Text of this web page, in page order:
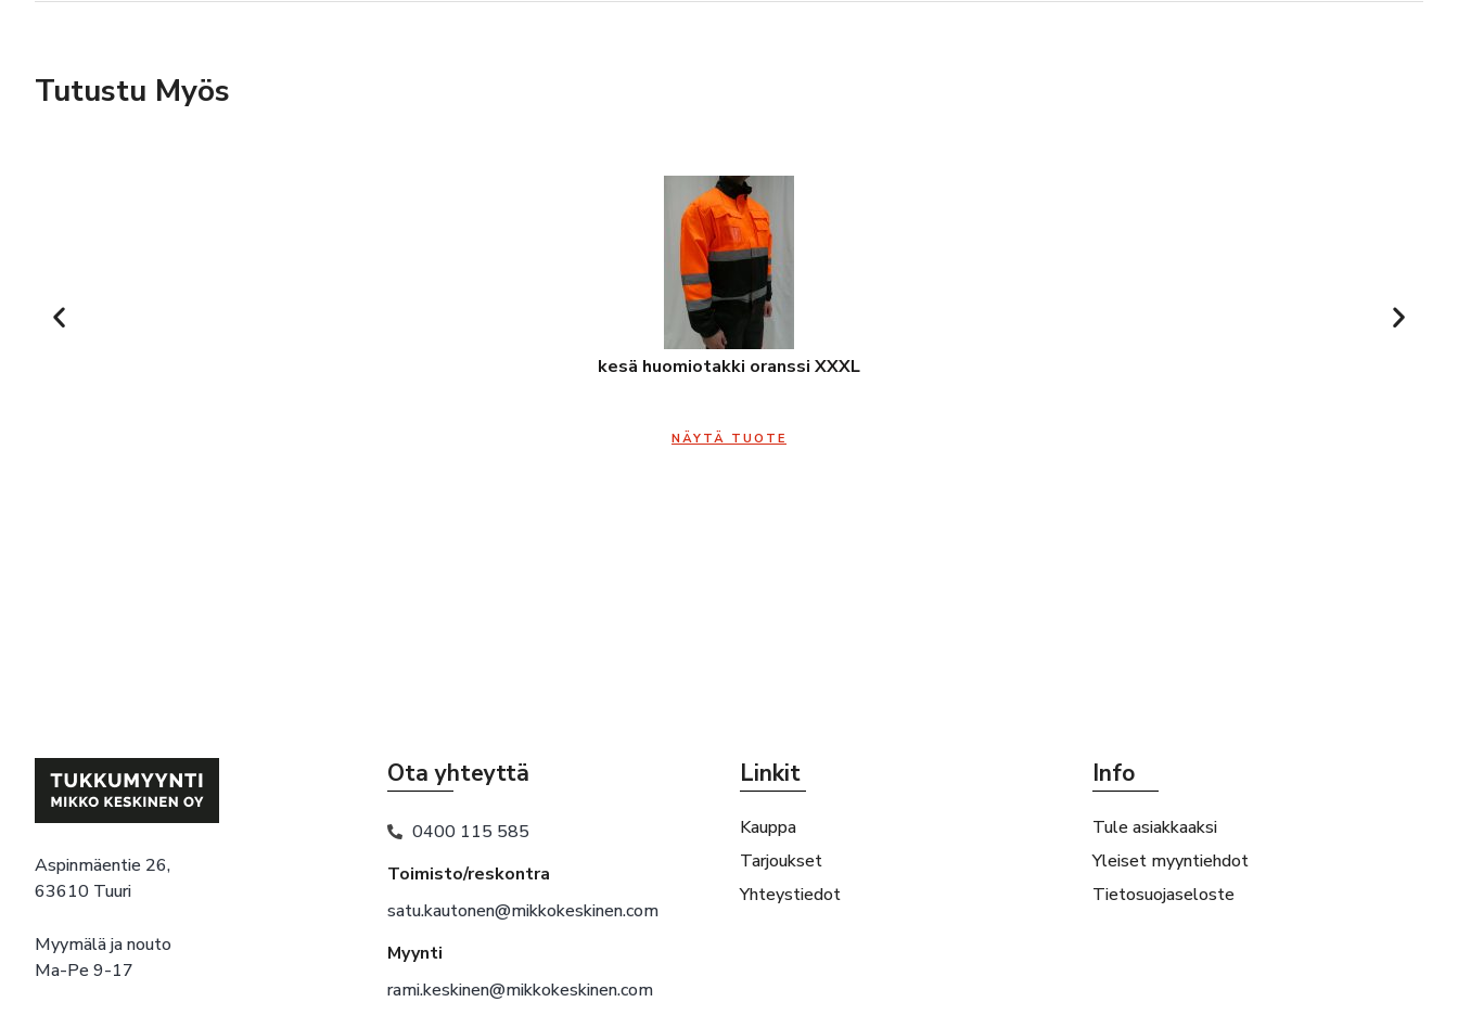
Tutustu Myös
kesä huomiotakki oranssi XXXL
NÄYTÄ TUOTE
Aspinmäentie 26,
63610 Tuuri
Myymälä ja nouto
Ma-Pe 9-17
Ota yhteyttä
0400 115 585
Toimisto/reskontra
satu.kautonen@mikkokeskinen.com
Myynti
rami.keskinen@mikkokeskinen.com
Linkit
Kauppa
Tarjoukset
Yhteystiedot
Info
Tule asiakkaaksi
Yleiset myyntiehdot
Tietosuojaseloste